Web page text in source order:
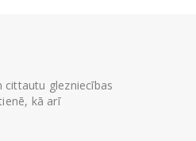
cittautu glezniecības
kā arī